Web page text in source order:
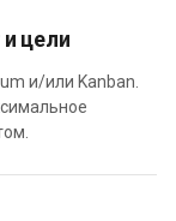
цели
и/или Kanban.
Agile,